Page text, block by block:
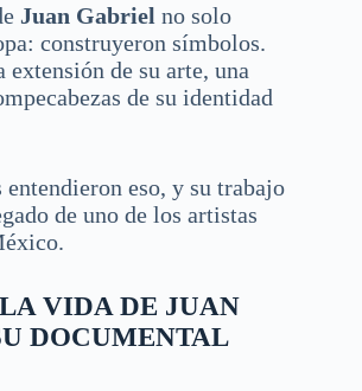
Juan Gabriel no solo
construyeron símbolos.
extensión de su arte, una
de su identidad
entendieron eso, y su trabajo
de uno de los artistas
VIDA DE JUAN
DOCUMENTAL